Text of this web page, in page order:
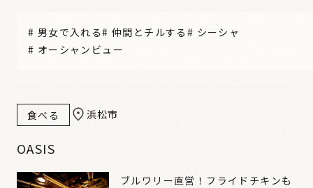
# 男女で入れる#仲間とチルする # シーシャ
# オーシャンビュー
食べる 浜松市
OASIS
ブルワリー直営！フライドチキンも